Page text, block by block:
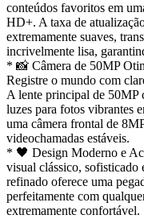
conteúdos favoritos em
HD+. A taxa de
extremamente suaves,
incrivelmente lisa,
* 📸 Câmera de 50MP
Registre o mundo com
A lente principal de 50MP
luzes para fotos vibrantes
uma câmera frontal de
videochamadas estáveis.
* 🖤 Design Moderno e
visual clássico, sofisticado
refinado oferece uma
perfeitamente com
extremamente confortável.